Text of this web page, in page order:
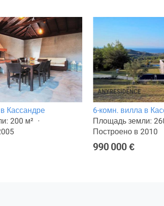
Кассандре
200 м²
6-комн. вилла в
Площадь земли:
Построено в 2010
990 000 €